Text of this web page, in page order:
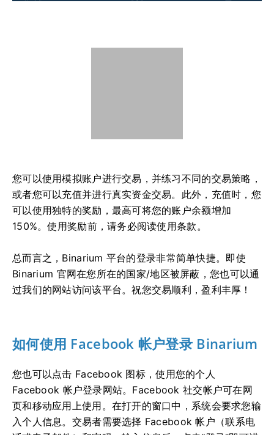
您可以使用模拟账户进行交易，并练习不同的交易策略，
或者您可以充值并进行真实资金交易。此外，充值时，您
可以使用独特的奖励，最高可将您的账户余额增加
150%。使用奖励前，请务必阅读使用条款。
总而言之，Binarium 平台的登录非常简单快捷。即使
Binarium 官网在您所在的国家/地区被屏蔽，您也可以通
过我们的网站访问该平台。祝您交易顺利，盈利丰厚！
如何使用 Facebook 帐户登录 Binarium
您也可以点击 Facebook 图标，使用您的个人
Facebook 帐户登录网站。Facebook 社交帐户可在网
页和移动应用上使用。在打开的窗口中，系统会要求您输
入个人信息。交易者需要选择 Facebook 帐户（联系电